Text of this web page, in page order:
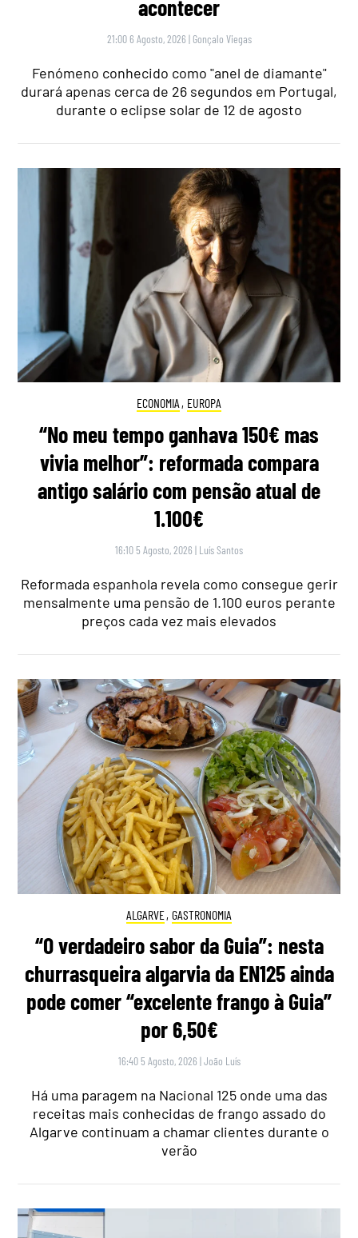
acontecer
21:00 6 Agosto, 2026 | Gonçalo Viegas
Fenómeno conhecido como "anel de diamante"
durará apenas cerca de 26 segundos em Portugal,
durante o eclipse solar de 12 de agosto
ECONOMIA , EUROPA
“No meu tempo ganhava 150€ mas
vivia melhor”: reformada compara
antigo salário com pensão atual de
1.100€
16:10 5 Agosto, 2026 | Luís Santos
Reformada espanhola revela como consegue gerir
mensalmente uma pensão de 1.100 euros perante
preços cada vez mais elevados
ALGARVE, GASTRONOMIA
“O verdadeiro sabor da Guia”: nesta
churrasqueira algarvia da EN125 ainda
pode comer “excelente frango à Guia”
por 6,50€
16:40 5 Agosto, 2026 |João Luís
Há uma paragem na Nacional 125 onde uma das
receitas mais conhecidas de frango assado do
Algarve continuam a chamar clientes durante o
verão